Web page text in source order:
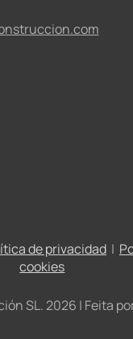
de privacidad|
cookies
SL. 2026 | Feita